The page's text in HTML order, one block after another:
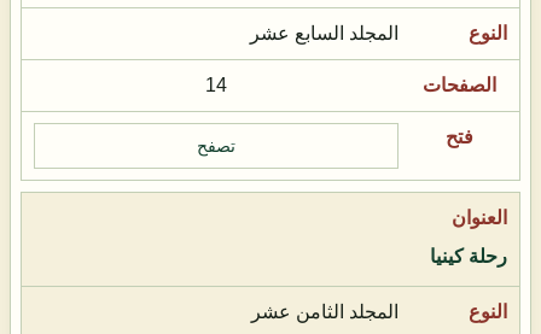
المجلد السابع عشر
14
تصفح
رحلة كينيا
المجلد الثامن عشر